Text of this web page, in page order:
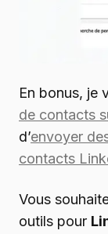
En bonus, je
de contacts
d’envoyer
contacts
Vous
outils pour